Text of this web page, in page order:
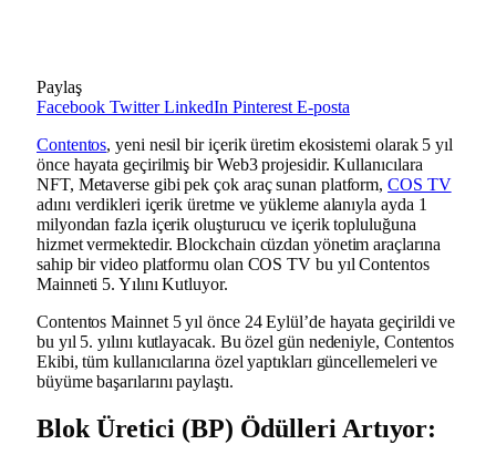
Paylaş
Facebook Twitter LinkedIn Pinterest E-posta
Contentos, yeni nesil bir içerik üretim ekosistemi olarak 5 yıl
önce hayata geçirilmiş bir Web3 projesidir. Kullanıcılara
NFT, Metaverse gibi pek çok araç sunan platform,COS TV
adını verdikleri içerik üretme ve yükleme alanıyla ayda 1
milyondan fazla içerik oluşturucu ve içerik topluluğuna
hizmet vermektedir. Blockchain cüzdan yönetim araçlarına
sahip bir video platformu olan COS TV bu yıl Contentos
Mainneti 5. Yılını Kutluyor.
Contentos Mainnet 5 yıl önce 24 Eylül’de hayata geçirildi ve
bu yıl 5. yılını kutlayacak. Bu özel gün nedeniyle, Contentos
Ekibi, tüm kullanıcılarına özel yaptıkları güncellemeleri ve
büyüme başarılarını paylaştı.
Blok Üretici (BP) Ödülleri Artıyor: